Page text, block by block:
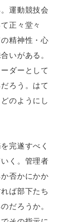
運動競技会
正々堂々
精神性・心
いがある。
ダーとして
ろう。はて
のようにし
完遂すべく
く。管理者
否かにかか
ば部下たち
だろうか。